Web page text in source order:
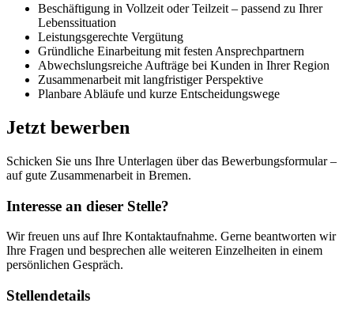
Beschäftigung in Vollzeit oder Teilzeit – passend zu Ihrer
Lebenssituation
Leistungsgerechte Vergütung
Gründliche Einarbeitung mit festen Ansprechpartnern
Abwechslungsreiche Aufträge bei Kunden in Ihrer Region
Zusammenarbeit mit langfristiger Perspektive
Planbare Abläufe und kurze Entscheidungswege
Jetzt bewerben
Schicken Sie uns Ihre Unterlagen über das Bewerbungsformular –
auf gute Zusammenarbeit in Bremen.
Interesse an dieser Stelle?
Wir freuen uns auf Ihre Kontaktaufnahme. Gerne beantworten wir
Ihre Fragen und besprechen alle weiteren Einzelheiten in einem
persönlichen Gespräch.
Stellendetails